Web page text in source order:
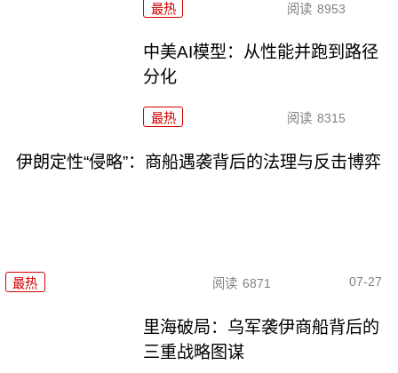
最热 阅读 8953
中美AI模型：从性能并跑到路径
分化
最热 阅读 8315
伊朗定性“侵略”：商船遇袭背后的法理与反击博弈
最热 阅读 6871 07-27
里海破局：乌军袭伊商船背后的
三重战略图谋